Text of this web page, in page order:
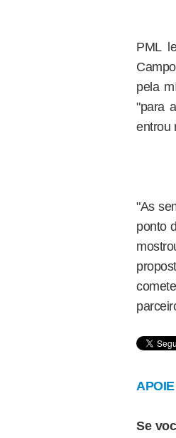
PML
pela
"para
entrou
"As
ponto
Se